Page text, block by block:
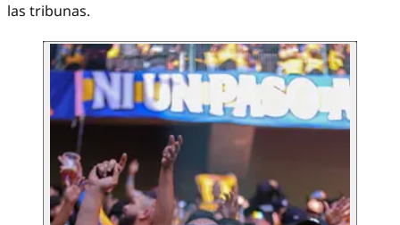
las tribunas.